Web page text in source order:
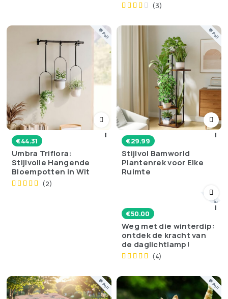
(3)
💬 Poll
€44.31
Umbra Triflora:
Stijlvolle Hangende
Bloempotten in Wit
(2)
💬 Poll
€29.99
Stijlvol Bamworld
Plantenrek voor Elke
Ruimte
💬 Poll
€50.00
Weg met die winterdip:
ontdek de kracht van
de daglichtlamp!
(4)
💬 Poll 💬 Poll